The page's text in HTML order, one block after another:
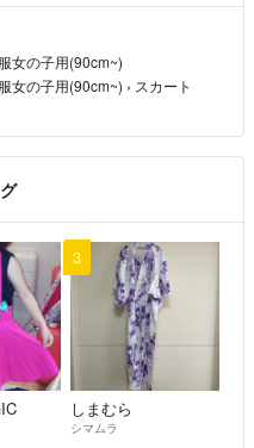
女の子用(90cm~)
女の子用(90cm~) › スカート
3
しまむら
シマムラ